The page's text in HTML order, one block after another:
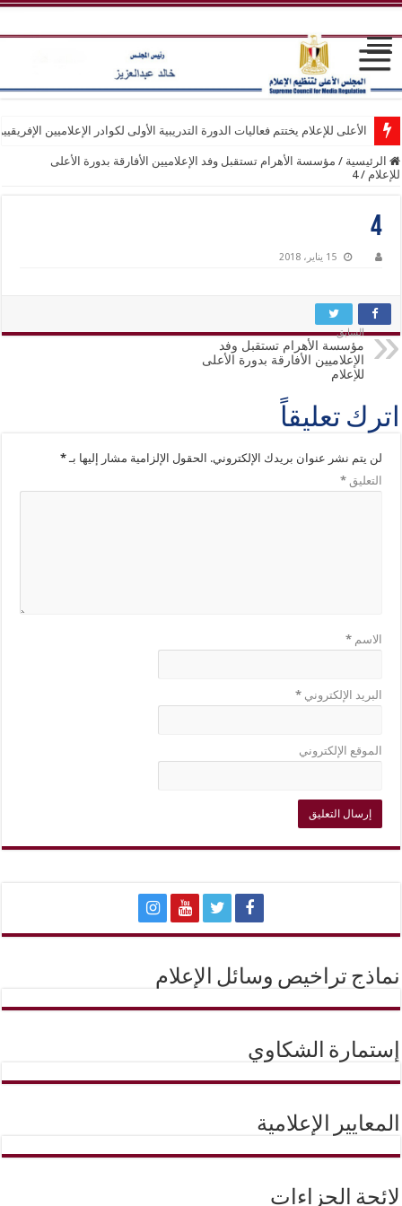
الأعلى للإعلام يختتم فعاليات الدورة التدريبية الأولى لكوادر الإعلاميين
الرئيسية / مؤسسة الأهرام تستقبل وفد الإعلاميين الأفارقة بدورة الأعلى
للإعلام /
4
4
15 يناير، 2018
السابق
مؤسسة الأهرام تستقبل وفد
الإعلاميين الأفارقة بدورة الأعلى
للإعلام
اترك تعليقاً
لن يتم نشر عنوان بريدك الإلكتروني. الحقول الإلزامية مشار إليها بـ*
التعليق*
الاسم*
البريد الإلكتروني*
الموقع الإلكتروني
نماذج تراخيص وسائل الإعلام
إستمارة الشكاوي
المعايير الإعلامية
لائحة الجزاءات